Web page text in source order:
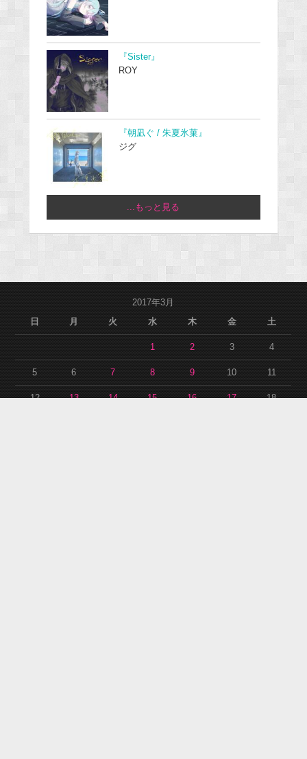
『Sister』
ROY
『朝凪ぐ / 朱夏氷菓』
ジグ
...もっと見る
2017年3月
日
月 火 水 木 金 土
1 2 3 4
5 6 7 8 9 10 11
12 13 14 15 16 17 18